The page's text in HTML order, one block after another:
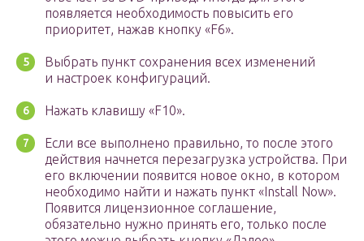
появляется необходимость повысить его
приоритет, нажав кнопку «F6».
Выбрать пункт сохранения всех изменений
и настроек конфигураций.
Нажать клавишу «F10».
Если все выполнено правильно, то после этого
действия начнется перезагрузка устройства. При
его включении появится новое окно, в котором
необходимо найти и нажать пункт «Install Now».
Появится лицензионное соглашение,
обязательно нужно принять его, только после